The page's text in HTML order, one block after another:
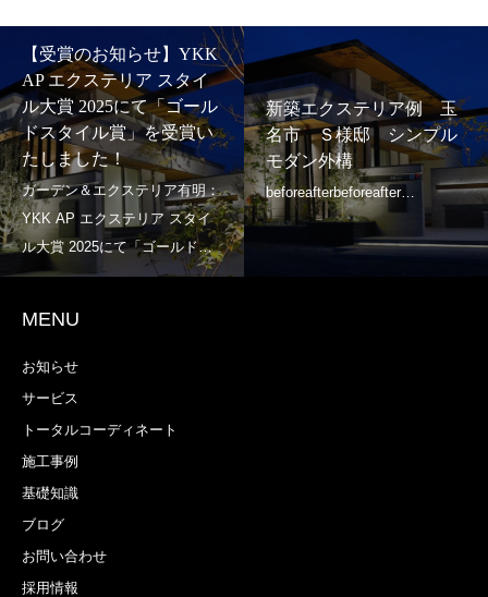
【受賞のお知らせ】YKK
AP エクステリア スタイ
ル大賞 2025にて「ゴール
ドスタイル賞」を受賞い
たしました！
新築エクステリア例 玉
名市 Ｓ様邸 シンプル
モダン外構
MENU
お知らせ
サービス
トータルコーディネート
施工事例
基礎知識
ブログ
お問い合わせ
採用情報